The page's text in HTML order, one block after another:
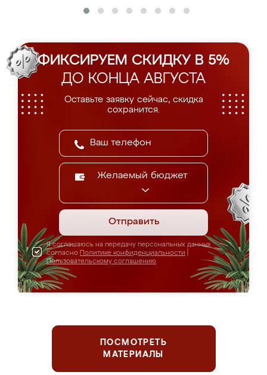
ФИКСИРУЕМ СКИДКУ В 5%
ДО КОНЦА АВГУСТА
Оставьте заявку сейчас, скидка
сохранится.
Желаемый бюджет
Отправить
Я соглашаюсь на передачу персональных данных
согласно Политике конфиденциальности
Пользовательскому соглашению
ПОСМОТРЕТЬ
МАТЕРИАЛЫ